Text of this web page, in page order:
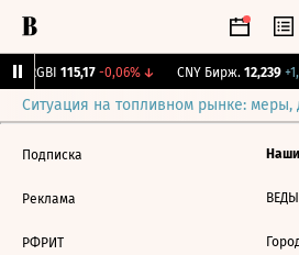
RGBI 115,17 -0,06%↓ CNY Бирж. 12,239
Ситуация на топливном рынке: меры,
Подписка
Реклама
РФРИТ
ВЕДЫ